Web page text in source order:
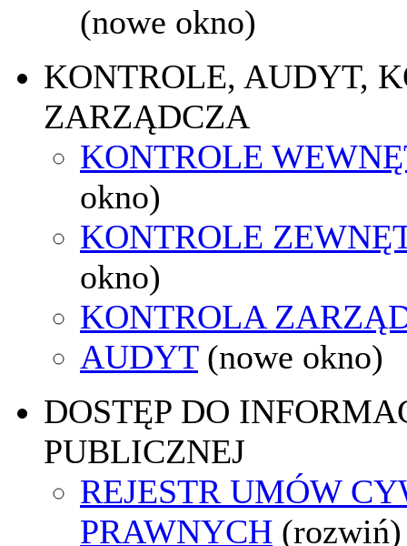
(nowe okno)
KONTROLE, AUDYT,
ZARZĄDCZA
KONTROLE
okno)
KONTROLE
okno)
KONTROLA
AUDYT (nowe okno)
DOSTĘP DO
PUBLICZNEJ
REJESTR UMÓW
PRAWNYCH (rozwiń)